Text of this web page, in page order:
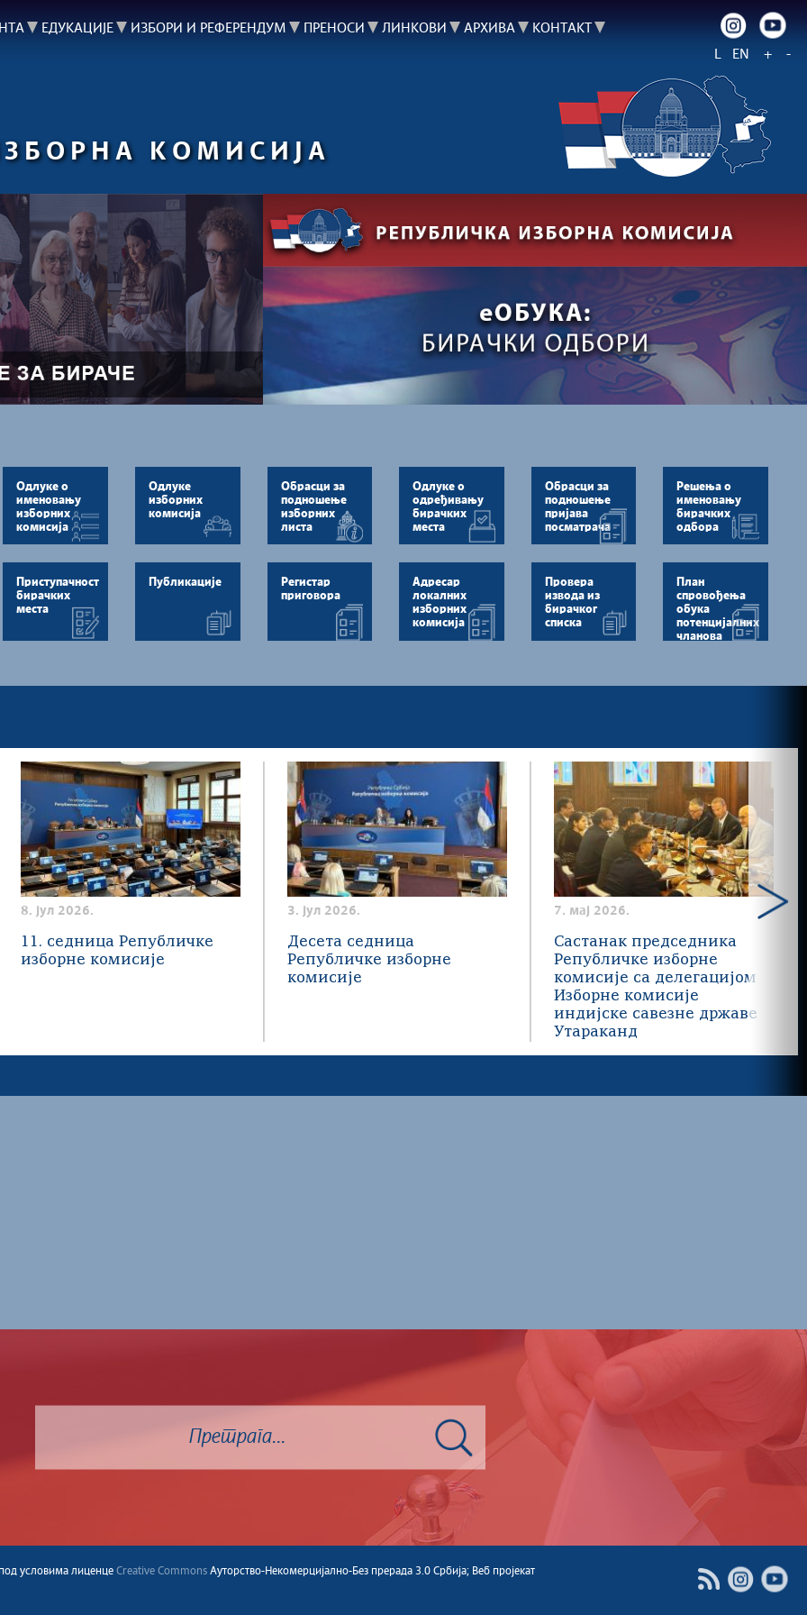
ЕДУКАЦИЈЕ ИЗБОРИ И РЕФЕРЕНДУМ ПРЕНОСИ ЛИНКОВИ АРХИВА
КОНТАКТ
L
EN + -
КОМИСИЈА
Одлуке о
именовању
изборних
комисија
Одлуке
изборних
комисија
Обрасци за
подношење
изборних
листа
Одлуке о
одређивању
бирачких
места
Обрасци за
подношење
пријава
посматрача
Решења о
именовању
бирачких
одбора
Приступачност
бирачких
места
Публикације
Регистар
приговора
Адресар
локалних
изборних
комисија
Провера
извода из
бирачког
списка
План
спровођења
обука
потенцијалних
чланова
8. јул 2026.
11. седница Републичке
изборне комисије
3. јул 2026.
Десета седница
Републичке изборне
комисије
7. мај 2026.
Састанак председника
Републичке изборне
комисије са делегацијом
Изборне комисије
индијске савезне државе
Утараканд
условима лиценце Creative Commons Ауторство-Некомерцијално-Без прерада 3.0 Србија; Веб пројекат InstagramYoutube